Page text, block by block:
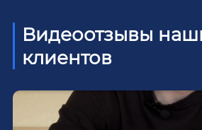
Видеоотзывы
клиентов